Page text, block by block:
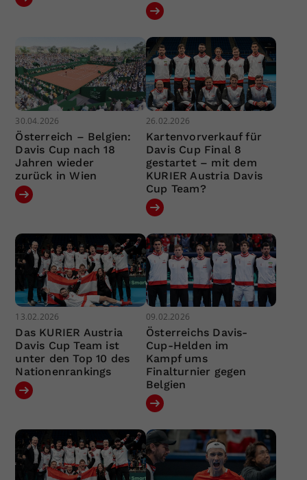
30.04.2026
Österreich – Belgien:
Davis Cup nach 18
Jahren wieder
zurück in Wien
26.02.2026
Kartenvorverkauf für
Davis Cup Final 8
gestartet – mit dem
KURIER Austria Davis
Cup Team?
13.02.2026
Das KURIER Austria
Davis Cup Team ist
unter den Top 10 des
Nationenrankings
09.02.2026
Österreichs Davis-
Cup-Helden im
Kampf ums
Finalturnier gegen
Belgien